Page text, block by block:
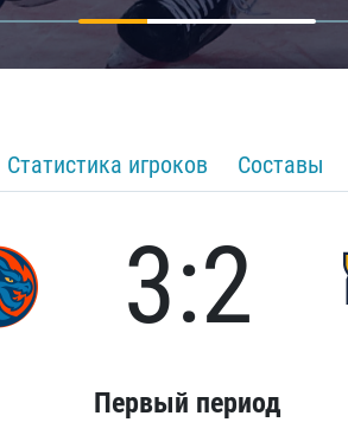
Статистика игроков Составы
3:2
Первый период